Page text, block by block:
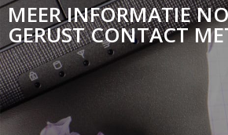
MEER INFORMATIE
GERUST CONTACT